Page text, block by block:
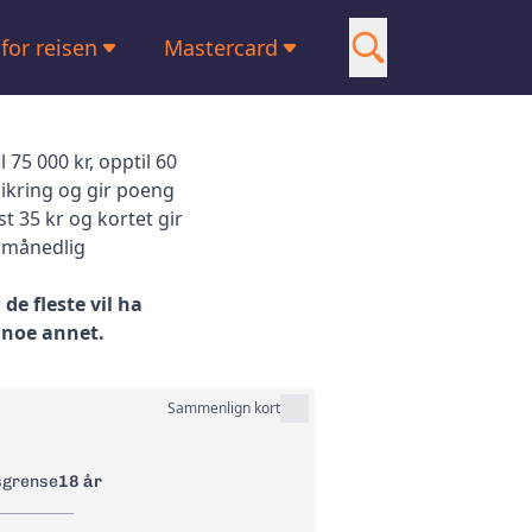
reisen
lav rente
reiseforsikring
Shopping
Google Pay
Mastercard
Visa
American Express
Om oss
000 kr, opptil 60
og gir poeng
35 kr og kortet gir
fleste vil ha
annet.
Sammenlign kort
18 år